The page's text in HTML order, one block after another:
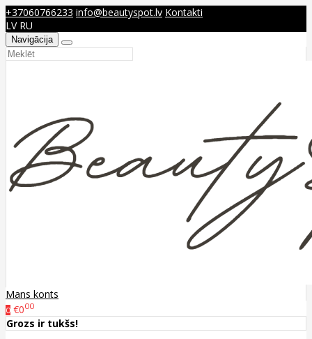
+37060766233 info@beautyspot.lv Kontakti
LV RU
Navigācija
Mans konts
0 €000
Grozs ir tukšs!